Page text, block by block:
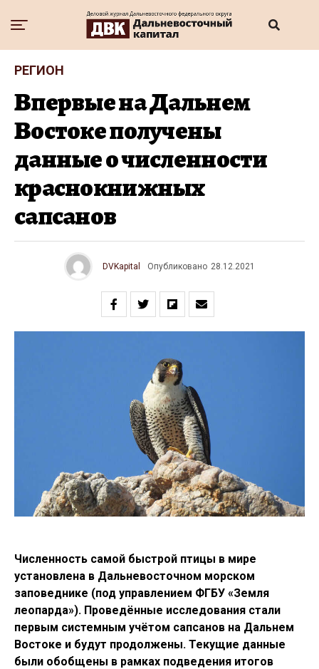
РЕГИОН
Впервые на Дальнем
Востоке получены
данные о численности
краснокнижных
сапсанов
DVKapital Опубликовано 28.12.2021
Численность самой быстрой птицы в мире
установлена в Дальневосточном морском
заповеднике (под управлением ФГБУ «Земля
леопарда»). Проведённые исследования стали
первым системным учётом сапсанов на Дальнем
Востоке и будут продолжены. Текущие данные
были обобщены в рамках подведения итогов